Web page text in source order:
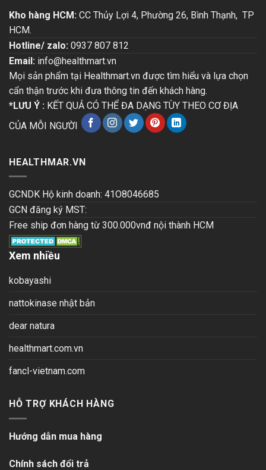
Kho hàng HCM: CC Thủy Lợi 4, Phường 26, Bình Thạnh, TP
HCM.
Hotline/ zalo: 0937 807 812
Email: info@healthmart.vn
Mọi sản phẩm tại Healthmart.vn được tìm hiểu và lựa chọn
cẩn thận trước khi đưa thông tin đến khách hàng.
*LƯU Ý : KẾT QUẢ CÓ THỂ ĐA DẠNG TÙY THEO CƠ ĐỊA
CỦA MỖI NGƯỜI
HEALTHMAR.VN
GCNDK Hộ kinh doanh: 41O8046685
GCN đăng ký MST:
Free ship đơn hàng từ 300.000vnđ nội thành HCM
Xem nhiều
kobayashi
nattokinase nhật bản
dear natura
healthmart.com.vn
fancl-vietnam.com
HỖ TRỢ KHÁCH HÀNG
Hướng dẫn mua hàng
Chính sách đổi trả